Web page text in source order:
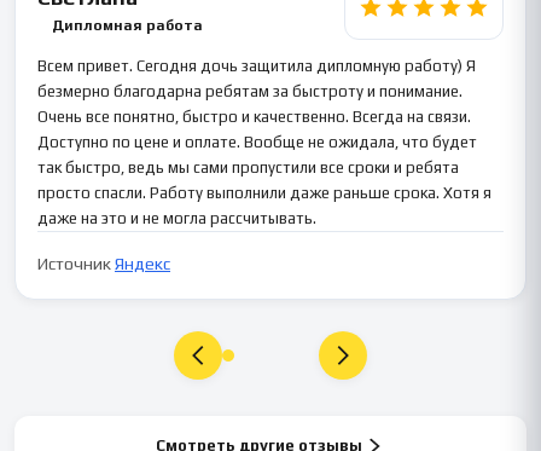
Дипломная работа
Всем привет. Сегодня дочь защитила дипломную работу) Я
безмерно благодарна ребятам за быстроту и понимание.
Очень все понятно, быстро и качественно. Всегда на связи.
Доступно по цене и оплате. Вообще не ожидала, что будет
так быстро, ведь мы сами пропустили все сроки и ребята
просто спасли. Работу выполнили даже раньше срока. Хотя я
даже на это и не могла рассчитывать.
ИсточникЯндекс
Смотреть другие отзывы